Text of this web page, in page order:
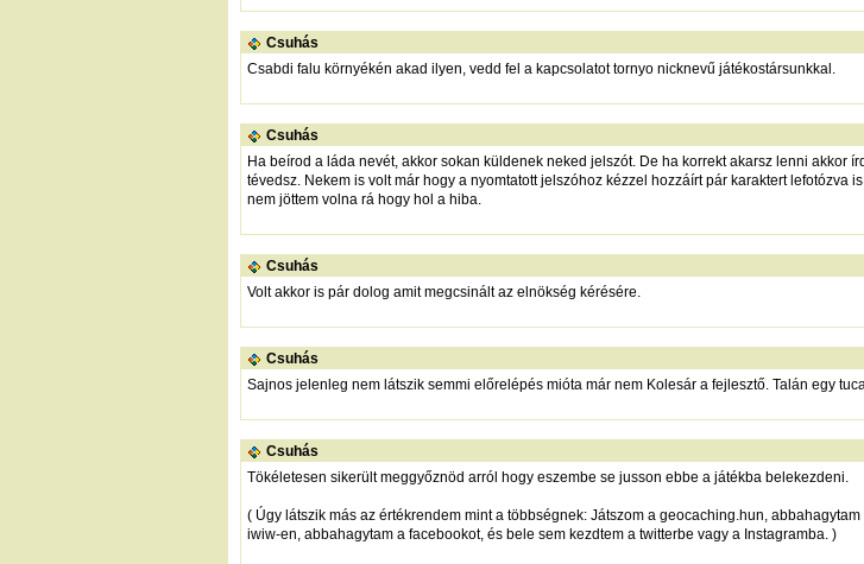
Csuhás
Csabdi falu környékén akad ilyen, vedd fel a kapcsolatot tornyo nicknevű játékostársunkkal.
Csuhás
Ha beírod a láda nevét, akkor sokan küldenek neked jelszót. De ha korrekt akarsz lenni akkor
tévedsz. Nekem is volt már hogy a nyomtatott jelszóhoz kézzel hozzáírt pár karaktert lefotózva
nem jöttem volna rá hogy hol a hiba.
Csuhás
Volt akkor is pár dolog amit megcsinált az elnökség kérésére.
Csuhás
Sajnos jelenleg nem látszik semmi előrelépés mióta már nem Kolesár a fejlesztő. Talán egy
Csuhás
Tökéletesen sikerült meggyőznöd arról hogy eszembe se jusson ebbe a játékba belekezdeni.
( Úgy látszik más az értékrendem mint a többségnek: Játszom a geocaching.hun,
iwiw-en, abbahagytam a facebookot, és bele sem kezdtem a twitterbe vagy a Instagramba. )